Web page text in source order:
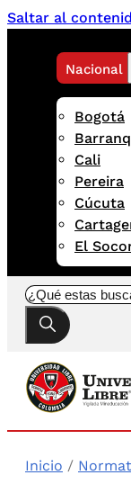
Saltar al
Nacional
Bogotá
Cali
Pereira
Cúcuta
El
Buscar
Inicio /